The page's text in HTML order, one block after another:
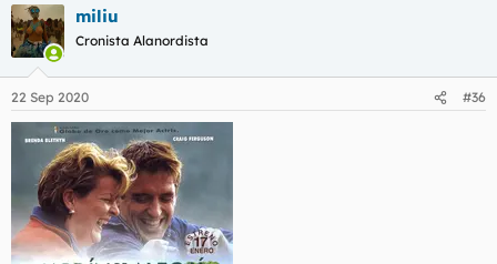
miliu
Cronista Alanordista
22 Sep 2020 #36